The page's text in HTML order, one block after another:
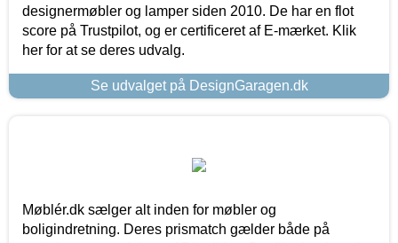
designermøbler og lamper siden 2010. De har en flot
score på Trustpilot, og er certificeret af E-mærket. Klik
her for at se deres udvalg.
Se udvalget på DesignGaragen.dk
Møblér.dk sælger alt inden for møbler og
boligindretning. Deres prismatch gælder både på